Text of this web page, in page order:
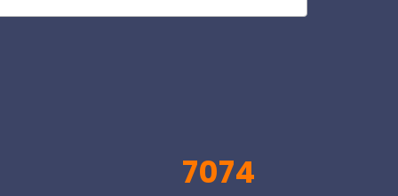
7074